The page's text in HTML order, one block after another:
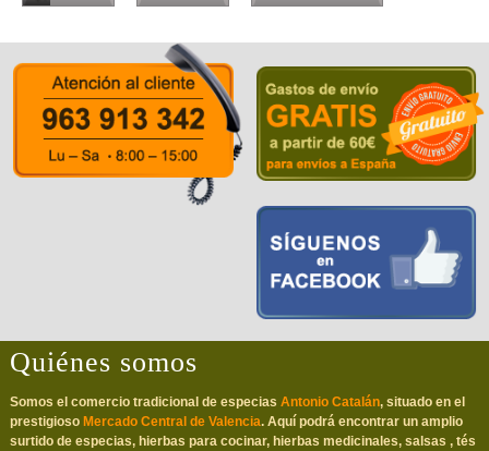
Quiénes somos
Somos el comercio tradicional de especias Antonio Catalán, situado en el
prestigioso Mercado Central de Valencia. Aquí podrá encontrar un amplio
surtido de especias, hierbas para cocinar, hierbas medicinales, salsas , tés